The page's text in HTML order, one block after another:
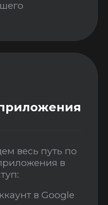
для нашего
код, который